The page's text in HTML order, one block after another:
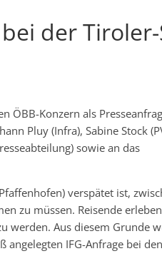
der Tiroler-
ÖBB-Konzern als
Pluy (Infra), Sabine Stock
sowie an das
verspätet ist,
zu müssen. Reisende erleben
werden. Aus diesem Grunde
angelegten IFG-Anfrage bei